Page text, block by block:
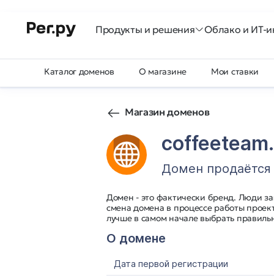
Продукты и решения Облако и ИТ-
Каталог доменов О магазине Мои ставки
Магазин доменов
Домен продаётся
Домен - это фактически бренд. Люди
смена домена в процессе работы
лучше в самом начале выбрать
О домене
Дата первой регистрации